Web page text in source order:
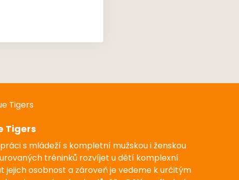
Tigers
s mládeží s kompletní mužskou i ženskou
tréninků rozvíjet u dětí komplexní
osobnost a zároveň je vedeme k určitým